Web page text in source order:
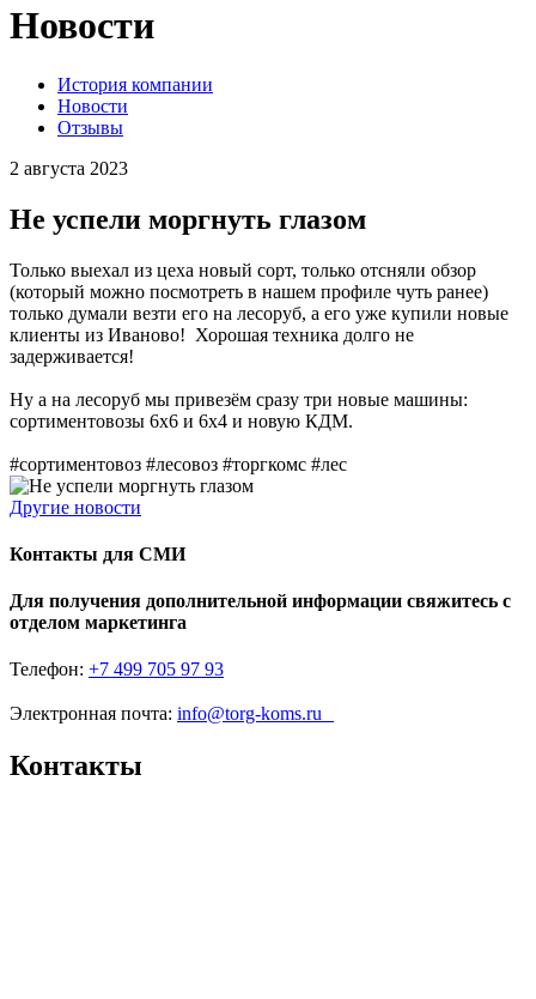
Новости
История компании
Новости
Отзывы
2 августа 2023
Не успели моргнуть глазом
Только выехал из цеха новый сорт, только отсняли обзор
(который можно посмотреть в нашем профиле чуть ранее)
только думали везти его на лесоруб, а его уже купили новые
клиенты из Иваново! Хорошая техника долго не
задерживается!
Ну а на лесоруб мы привезём сразу три новые машины:
сортиментовозы 6х6 и 6х4 и новую КДМ.
#сортиментовоз #лесовоз #торгкомс #лес
Другие новости
Контакты для СМИ
Для получения дополнительной информации свяжитесь с
отделом маркетинга
Телефон: +7 499 705 97 93
Электронная почта: info@torg-koms.ru
Контакты